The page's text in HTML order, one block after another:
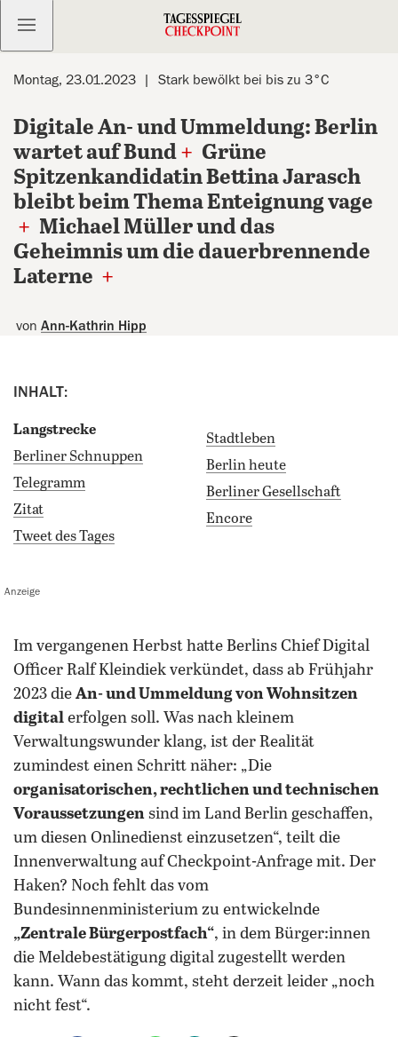
Kostenlos anmelden
Montag, 23.01.2023 Stark bewölkt bei bis zu 3°C
Digitale An- und Ummeldung: Berlin
wartet auf Bund+ Grüne
Spitzenkandidatin Bettina Jarasch
bleibt beim Thema Enteignung vage
+ Michael Müller und das
Geheimnis um die dauerbrennende
Laterne +
von Ann-Kathrin Hipp
INHALT:
Langstrecke
Berliner Schnuppen
Telegramm
Zitat
Tweet des Tages
Stadtleben
Berlin heute
Berliner Gesellschaft
Encore
Anzeige
Im vergangenen Herbst hatte Berlins Chief Digital
Officer Ralf Kleindiek verkündet, dass ab Frühjahr
2023 die An- und Ummeldung von Wohnsitzen
digital erfolgen soll. Was nach kleinem
Verwaltungswunder klang, ist der Realität
zumindest einen Schritt näher: „Die
organisatorischen, rechtlichen und technischen
Voraussetzungen sind im Land Berlin geschaffen,
um diesen Onlinedienst einzusetzen“, teilt die
Innenverwaltung auf Checkpoint-Anfrage mit. Der
Haken? Noch fehlt das vom
Bundesinnenministerium zu entwickelnde
„Zentrale Bürgerpostfach“, in dem Bürger:innen
die Meldebestätigung digital zugestellt werden
kann. Wann das kommt, steht derzeit leider „noch
nicht fest“.